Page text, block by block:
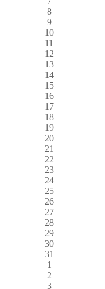
8
9
10
11
12
13
14
15
16
17
18
19
20
21
22
23
24
25
26
27
28
29
30
31
1
2
3